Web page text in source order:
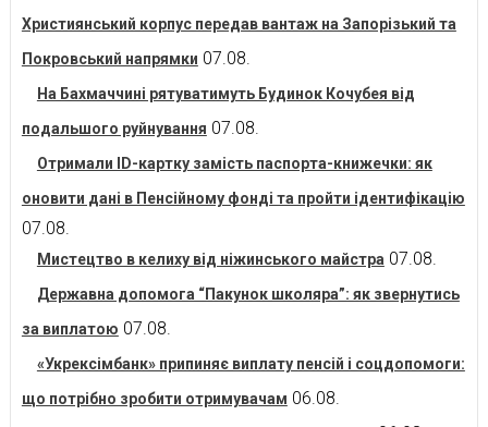
Християнський корпус передав вантаж на Запорізький та
Покровський напрямки 07.08.
На Бахмаччині рятуватимуть Будинок Кочубея від
подальшого руйнування 07.08.
Отримали ID-картку замість паспорта-книжечки: як
оновити дані в Пенсійному фонді та пройти ідентифікацію
07.08.
Мистецтво в келиху від ніжинського майстра 07.08.
Державна допомога “Пакунок школяра”: як звернутись
за виплатою 07.08.
«Укрексімбанк» припиняє виплату пенсій і соцдопомоги:
що потрібно зробити отримувачам 06.08.